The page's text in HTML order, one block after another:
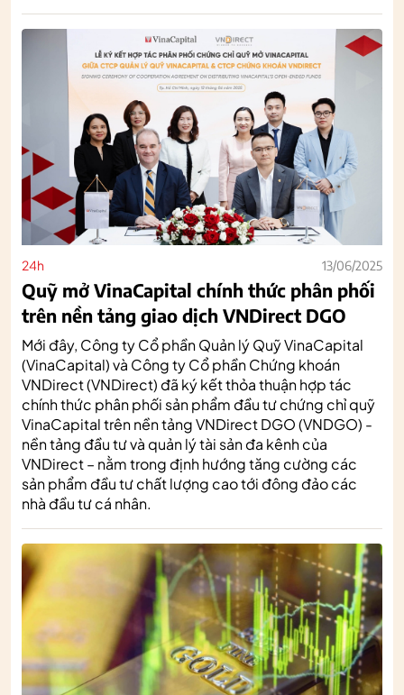
24h 13/06/2025
Quỹ mở VinaCapital chính thức phân phối
trên nền tảng giao dịch VNDirect DGO
Mới đây, Công ty Cổ phần Quản lý Quỹ VinaCapital
(VinaCapital) và Công ty Cổ phần Chứng khoán
VNDirect (VNDirect) đã ký kết thỏa thuận hợp tác
chính thức phân phối sản phẩm đầu tư chứng chỉ quỹ
VinaCapital trên nền tảng VNDirect DGO (VNDGO) -
nền tảng đầu tư và quản lý tài sản đa kênh của
VNDirect – nằm trong định hướng tăng cường các
sản phẩm đầu tư chất lượng cao tới đông đảo các
nhà đầu tư cá nhân.